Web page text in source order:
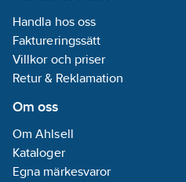
Handla hos oss
Faktureringssätt
Villkor och priser
Retur & Reklamation
Om oss
Om Ahlsell
Kataloger
Egna märkesvaror